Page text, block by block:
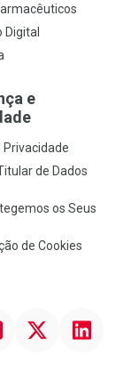
Digital
e
Privacidade
de Dados
os Seus
de Cookies
Linkedin